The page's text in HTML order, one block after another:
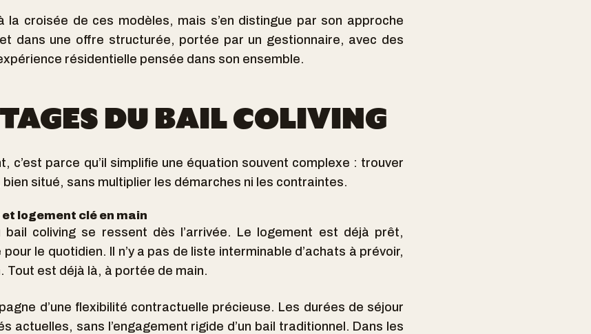
la croisée de ces modèles, mais s’en distingue par son approche
dans une offre structurée, portée par un gestionnaire, avec des
résidentielle pensée dans son ensemble.
DU BAIL COLIVING
c’est parce qu’il simplifie une équation souvent complexe : trouver
situé, sans multiplier les démarches ni les contraintes.
logement clé en main
bail coliving se ressent dès l’arrivée. Le logement est déjà prêt,
le quotidien. Il n’y a pas de liste interminable d’achats à prévoir,
Tout est déjà là, à portée de main.
d’une flexibilité contractuelle précieuse. Les durées de séjour
actuelles, sans l’engagement rigide d’un bail traditionnel. Dans les